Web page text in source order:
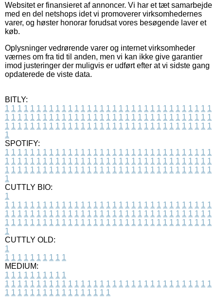
Websitet er finansieret af annoncer. Vi har et tæt samarbejde
med en del netshops idet vi promoverer virksomhedernes
varer, og høster honorar forudsat vores besøgende laver et
køb.
Oplysninger vedrørende varer og internet virksomheder
værnes om fra tid til anden, men vi kan ikke give garantier
imod justeringer der muligvis er udført efter at vi sidste gang
opdaterede de viste data.
BITLY:
1 1 1 1 1 1 1 1 1 1 1 1 1 1 1 1 1 1 1 1 1 1 1 1 1 1 1 1 1 1 1 1 1
1 1 1 1 1 1 1 1 1 1 1 1 1 1 1 1 1 1 1 1 1 1 1 1 1 1 1 1 1 1 1 1 1
1 1 1 1 1 1 1 1 1 1 1 1 1 1 1 1 1 1 1 1 1 1 1 1 1 1 1 1 1 1 1 1 1
1
SPOTIFY:
1 1 1 1 1 1 1 1 1 1 1 1 1 1 1 1 1 1 1 1 1 1 1 1 1 1 1 1 1 1 1 1 1
1 1 1 1 1 1 1 1 1 1 1 1 1 1 1 1 1 1 1 1 1 1 1 1 1 1 1 1 1 1 1 1 1
1 1 1 1 1 1 1 1 1 1 1 1 1 1 1 1 1 1 1 1 1 1 1 1 1 1 1 1 1 1 1 1 1
1
CUTTLY BIO:
1
1 1 1 1 1 1 1 1 1 1 1 1 1 1 1 1 1 1 1 1 1 1 1 1 1 1 1 1 1 1 1 1 1
1 1 1 1 1 1 1 1 1 1 1 1 1 1 1 1 1 1 1 1 1 1 1 1 1 1 1 1 1 1 1 1 1
1 1 1 1 1 1 1 1 1 1 1 1 1 1 1 1 1 1 1 1 1 1 1 1 1 1 1 1 1 1 1 1 1
1
CUTTLY OLD:
1
1 1 1 1 1 1 1 1 1 1
MEDIUM:
1 1 1 1 1 1 1 1 1 1
1 1 1 1 1 1 1 1 1 1 1 1 1 1 1 1 1 1 1 1 1 1 1 1 1 1 1 1 1 1 1 1 1
1 1 1 1 1 1 1 1 1 1 1 1 1 1 1 1 1